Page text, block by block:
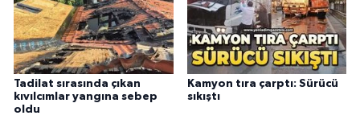
Tadilat sırasında çıkan
kıvılcımlar yangına sebep
oldu
Kamyon tıra çarptı: Sürücü
sıkıştı